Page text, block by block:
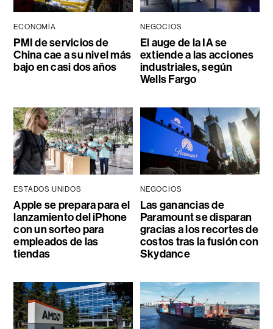
ECONOMÍA
PMI de servicios de
China cae a su nivel más
bajo en casi dos años
NEGOCIOS
El auge de la IA se
extiende a las acciones
industriales, según
Wells Fargo
ESTADOS UNIDOS
Apple se prepara para el
lanzamiento del iPhone
con un sorteo para
empleados de las
tiendas
NEGOCIOS
Las ganancias de
Paramount se disparan
gracias a los recortes de
costos tras la fusión con
Skydance